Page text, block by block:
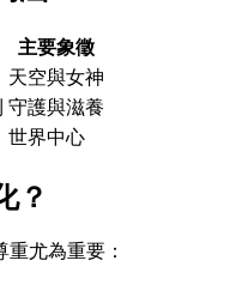
主要象徵
天空與女神
守護與滋養
世界中心
？
尤為重要：